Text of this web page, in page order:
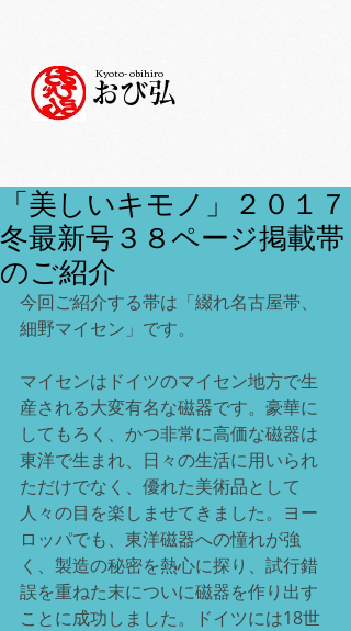
おび弘
Kyoto- obihiro
「美しいキモノ」２０１７
冬最新号３８ページ掲載帯
のご紹介
今回ご紹介する帯は「綴れ名古屋帯、
細野マイセン」です。
マイセンはドイツのマイセン地方で生
産される大変有名な磁器です。豪華に
してもろく、かつ非常に高価な磁器は
東洋で生まれ、日々の生活に用いられ
ただけでなく、優れた美術品として
人々の目を楽しませてきました。ヨー
ロッパでも、東洋磁器への憧れが強
く、製造の秘密を熱心に探り、試行錯
誤を重ねた末についに磁器を作り出す
ことに成功しました。ドイツには18世